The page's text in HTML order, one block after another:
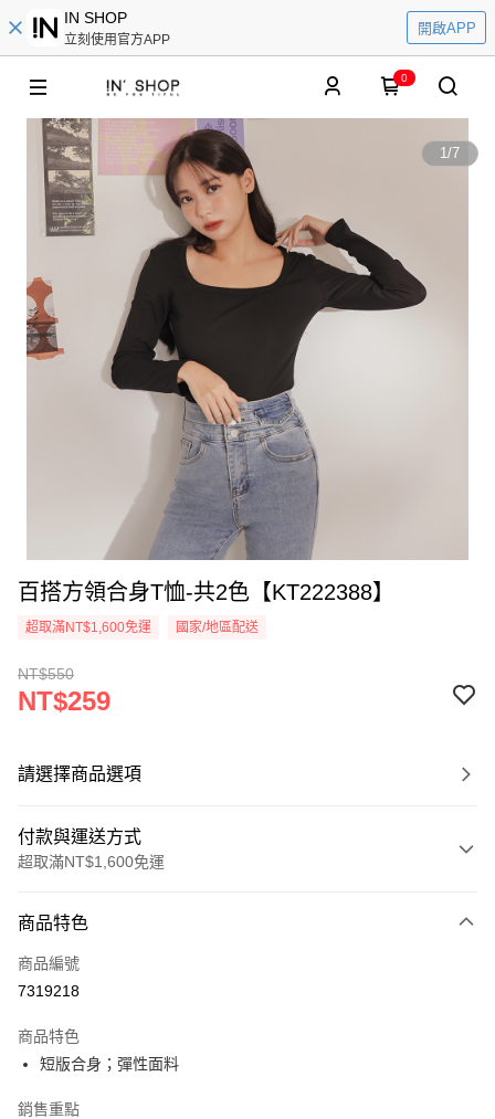
IN SHOP
立刻使用官方APP
開啟APP
0
1/7
百搭方領合身T恤-共2色【KT222388】
超取滿NT$1,600免運 國家/地區配送
NT$550
NT$259
請選擇商品選項
付款與運送方式
超取滿NT$1,600免運
信用卡一次付款
超商取貨付款
Apple Pay
街口支付
商品特色
商品編號
7319218
商品特色
短版合身；彈性面料
銷售重點